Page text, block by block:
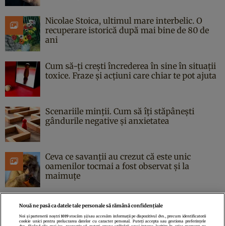
Nicolae Stoica, ultimul mare interbelic. O
recuperare istorică după mai bine de 80 de
ani
Cum să-ți crești încrederea în sine în situații
toxice. Fraze și acțiuni care chiar te pot ajuta
Scenariile minții. Cum să îți stăpânești
gândurile negative și anxietatea
Ceva ce savanții au crezut că este unic
oamenilor tocmai a fost observat și la
maimuțe
Nouă ne pasă ca datele tale personale să rămână confidențiale
Noi și partenerii noștri1019 stocăm și/sau accesăm informații pe dispozitivul dvs., precum identificatorii
cookie unici pentru prelucrarea datelor cu caracter personal. Puteți accepta sau gestiona preferințele